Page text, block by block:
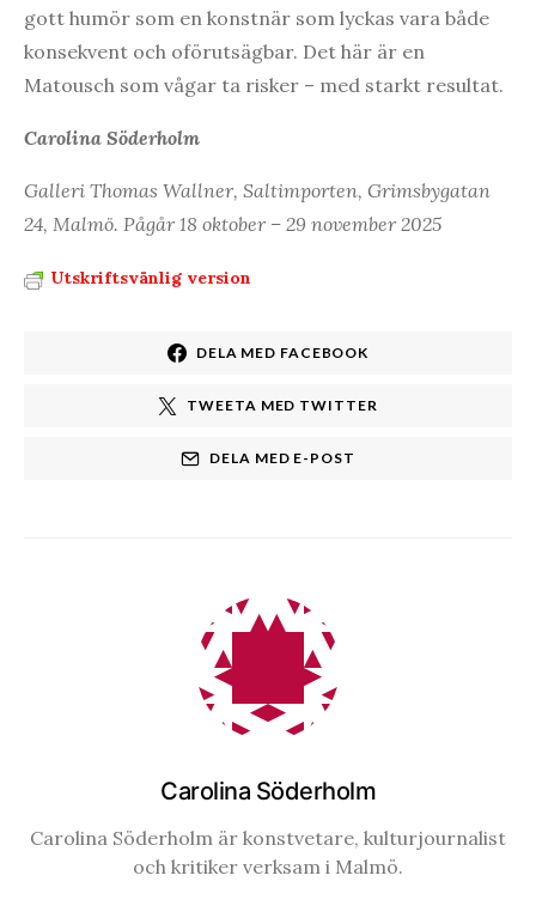
gott humör som en konstnär som lyckas vara både
konsekvent och oförutsägbar. Det här är en
Matousch som vågar ta risker – med starkt resultat.
Carolina Söderholm
Galleri Thomas Wallner, Saltimporten, Grimsbygatan
24, Malmö. Pågår 18 oktober – 29 november 2025
Utskriftsvänlig version
DELA MED FACEBOOK
TWEETA MED TWITTER
DELA MED E-POST
Carolina Söderholm
Carolina Söderholm är konstvetare, kulturjournalist
och kritiker verksam i Malmö.